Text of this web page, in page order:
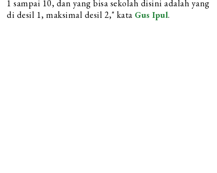
1 sampai 10, dan yang bisa sekolah disini adalah yang
di desil 1, maksimal desil 2," kata Gus Ipul.